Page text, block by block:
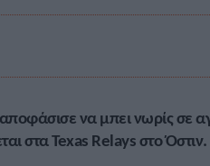
να μπει νωρίς σε
στα Texas Relays στο Όστιν.